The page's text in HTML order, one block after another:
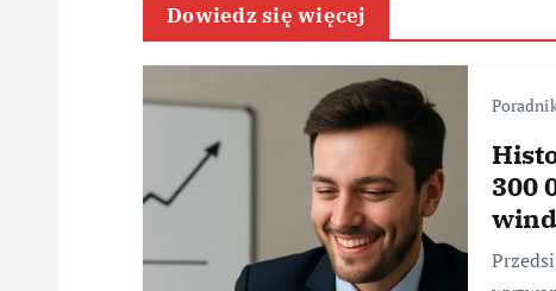
Dowiedz się więcej
300